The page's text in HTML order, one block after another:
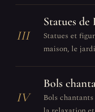
III
Statues de
Statues et
maison, le
IV
Bols
Bols